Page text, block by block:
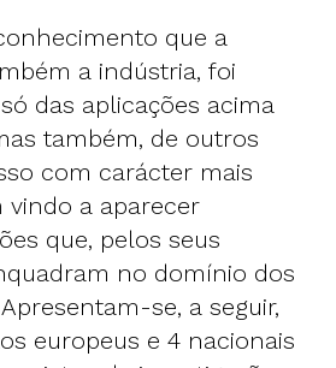
que a
a indústria, foi
das aplicações acima
também, de outros
com carácter mais
vindo a aparecer
que, pelos seus
no domínio dos
se, a seguir,
europeus e 4 nacionais